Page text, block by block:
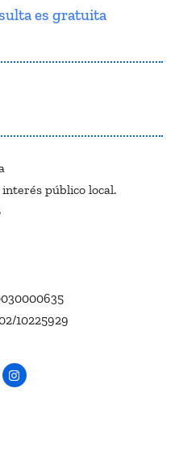
es gratuita
público local.
10225929